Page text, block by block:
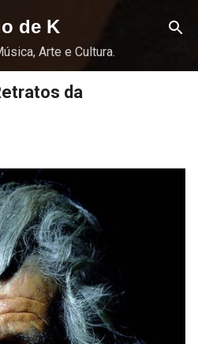
conteúdo principal
de K
Arte e Cultura.
da